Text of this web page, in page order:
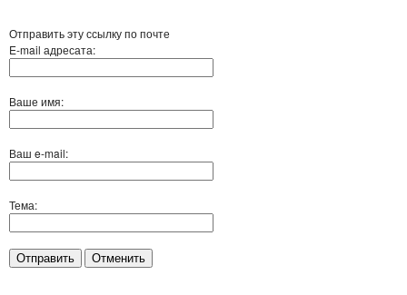
Отправить эту ссылку по почте
E-mail адресата:
Ваше имя:
Ваш e-mail:
Тема:
Отправить Отменить